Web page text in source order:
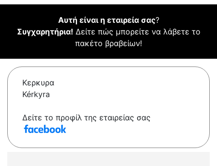
Αυτή είναι η εταιρεία σας?
Συγχαρητήρια! Δείτε πώς μπορείτε να λάβετε το
πακέτο βραβείων!
Κερκυρα
Kérkyra
Δείτε το προφίλ της εταιρείας σας